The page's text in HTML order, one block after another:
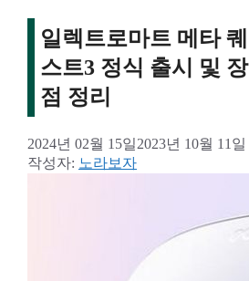
일렉트로마트 메타 퀘
스트3 정식 출시 및 장
점 정리
2024년 02월 15일2023년 10월 11일
작성자: 노라보자